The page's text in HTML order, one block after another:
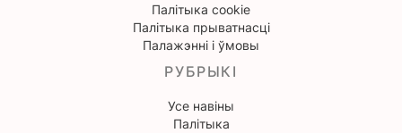
Палітыка cookie
Палітыка прыватнасці
Палажэнні і ўмовы
РУБРЫКІ
Усе навіны
Палітыка